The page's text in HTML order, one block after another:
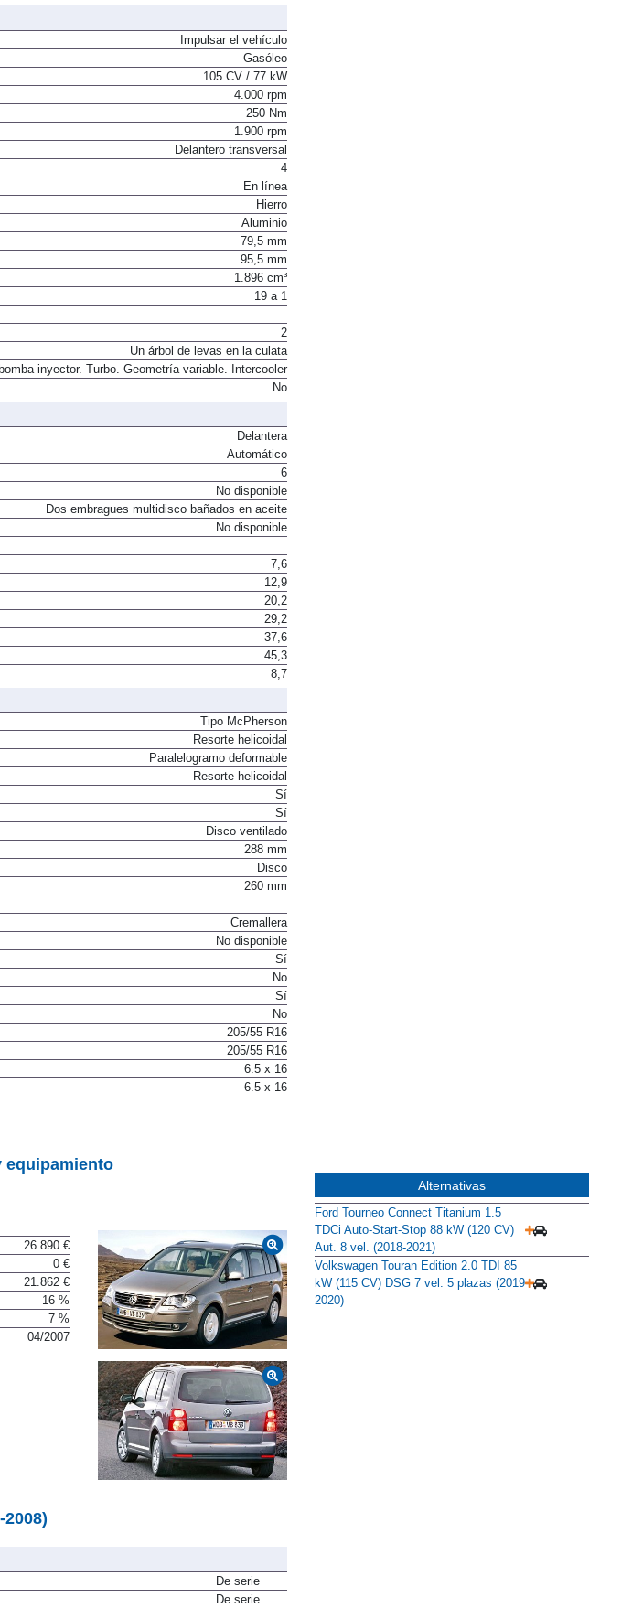
Impulsar el vehículo
Gasóleo
105 CV / 77 kW
4.000 rpm
250 Nm
1.900 rpm
Delantero transversal
4
En línea
Hierro
Aluminio
79,5 mm
95,5 mm
1.896 cm³
19 a 1
2
Un árbol de levas en la culata
inyector. Turbo. Geometría variable. Intercooler
No
Delantera
Automático
6
No disponible
Dos embragues multidisco bañados en aceite
No disponible
7,6
12,9
20,2
29,2
37,6
45,3
8,7
Tipo McPherson
Resorte helicoidal
Paralelogramo deformable
Resorte helicoidal
Sí
Sí
Disco ventilado
288 mm
Disco
260 mm
Cremallera
No disponible
Sí
No
Sí
No
205/55 R16
205/55 R16
6.5 x 16
6.5 x 16
equipamiento
26.890 €
0 €
21.862 €
16 %
7 %
04/2007
De serie
De serie
Alternativas
Ford Tourneo Connect Titanium 1.5
TDCi Auto-Start-Stop 88 kW (120 CV)
Aut. 8 vel. (2018-2021)
Volkswagen Touran Edition 2.0 TDI 85
kW (115 CV) DSG 7 vel. 5 plazas (2019-
2020)